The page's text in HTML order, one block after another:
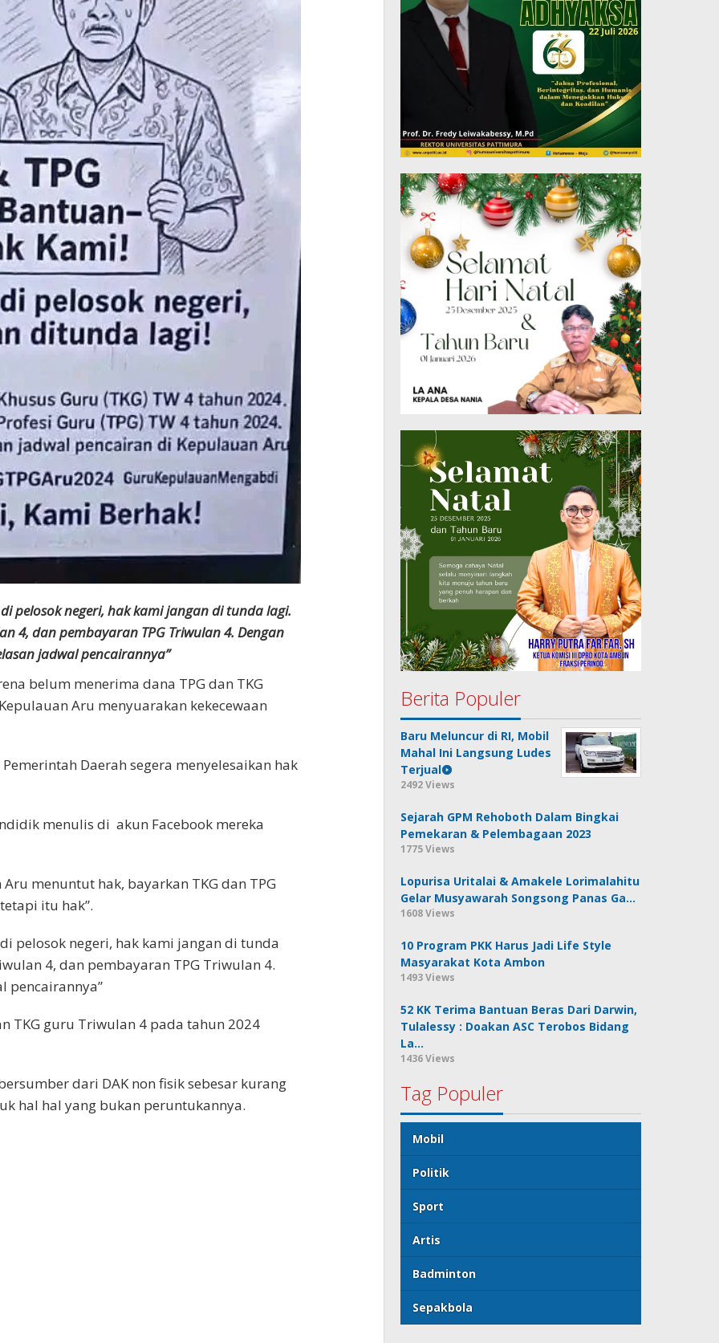
pelosok negeri, hak kami jangan di tunda lagi.
4, dan pembayaran TPG Triwulan 4. Dengan
jadwal pencairannya”
belum menerima dana TPG dan TKG
Aru menyuarakan kekecewaan
Daerah segera menyelesaikan hak
menulis di akun Facebook mereka
menuntut hak, bayarkan TKG dan TPG
itu hak”.
pelosok negeri, hak kami jangan di tunda
4, dan pembayaran TPG Triwulan 4.
pencairannya”
TKG guru Triwulan 4 pada tahun 2024
dari DAK non fisik sebesar kurang
hal hal yang bukan peruntukannya.
Berita Populer
Baru Meluncur di RI, Mobil
Mahal Ini Langsung Ludes
Terjual
2492 Views
Sejarah GPM Rehoboth Dalam Bingkai
Pemekaran & Pelembagaan 2023
1775 Views
Lopurisa Uritalai & Amakele Lorimalahitu
Gelar Musyawarah Songsong Panas Ga…
1608 Views
10 Program PKK Harus Jadi Life Style
Masyarakat Kota Ambon
1493 Views
52 KK Terima Bantuan Beras Dari Darwin,
Tulalessy : Doakan ASC Terobos Bidang
La…
1436 Views
Tag Populer
Mobil
Politik
Sport
Artis
Badminton
Sepakbola